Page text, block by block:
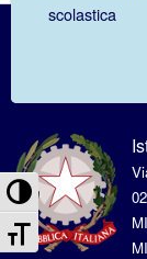
Attiva/
Attiva/
scolastica